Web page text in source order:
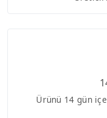
Ürünü 14 gün